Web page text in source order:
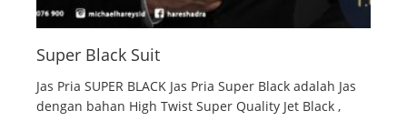
Super Black Suit
Jas Pria SUPER BLACK Jas Pria Super Black adalah Jas
dengan bahan High Twist Super Quality Jet Black ,